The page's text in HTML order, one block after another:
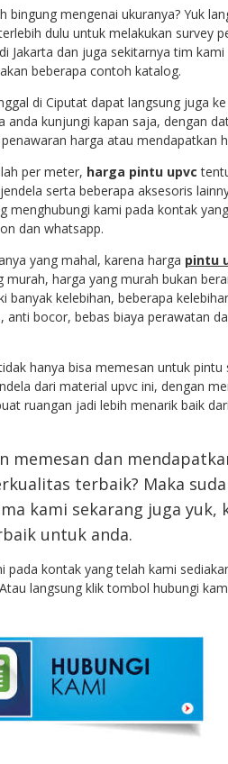
bingung mengenai ukuranya? Yuk
dulu untuk melakukan survey
Jakarta dan juga sekitarnya tim
beberapa contoh katalog.
di Ciputat dapat langsung juga
anda kunjungi kapan saja, dengan
harga atau mendapatkan
per meter, harga pintu upvc
serta beberapa aksesoris
menghubungi kami pada kontak
dan whatsapp.
yang mahal, karena harga pintu
murah, harga yang murah bukan
banyak kelebihan, beberapa
anti bocor, bebas biaya perawatan
hanya bisa memesan untuk pintu
dari material upvc ini, dengan
ruangan jadi lebih menarik baik
memesan dan
terbaik? Maka
kami sekarang juga yuk,
untuk anda.
pada kontak yang telah kami
langsung klik tombol hubungi